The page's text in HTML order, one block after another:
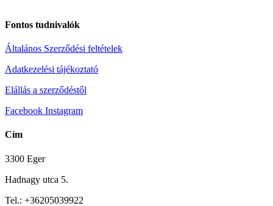
Fontos tudnivalók
Általános Szerződési feltételek
Adatkezelési tájékoztató
Elállás a szerződéstől
Facebook Instagram
Cím
3300 Eger
Hadnagy utca 5.
Tel.: +36205039922